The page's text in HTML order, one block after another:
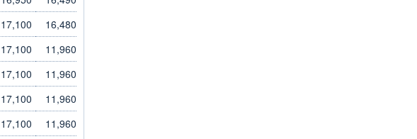
17,100
16,480
17,100
11,960
17,100
11,960
17,100
11,960
17,100
11,960